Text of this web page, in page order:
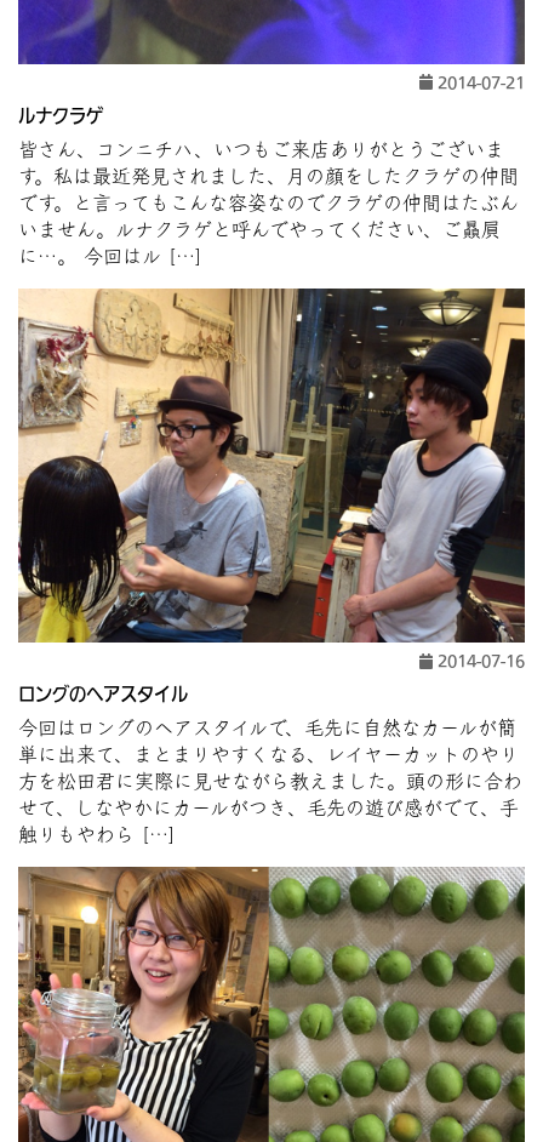
2014-07-21
ルナクラゲ
皆さん、コンニチハ、いつもご来店ありがとうございま
す。私は最近発見されました、月の顔をしたクラゲの仲間
です。と言ってもこんな容姿なのでクラゲの仲間はたぶん
いません。ルナクラゲと呼んでやってください、ご贔屓
に…。 今回はル […]
2014-07-16
ロングのヘアスタイル
今回はロングのヘアスタイルで、毛先に自然なカールが簡
単に出来て、まとまりやすくなる、レイヤーカットのやり
方を松田君に実際に見せながら教えました。頭の形に合わ
せて、しなやかにカールがつき、毛先の遊び感がでて、手
触りもやわら […]